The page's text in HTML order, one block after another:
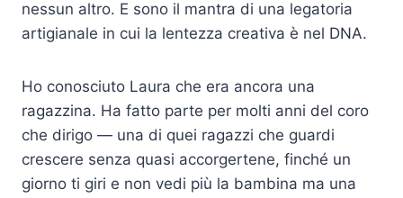
nessun altro. E sono il mantra di una legatoria
artigianale in cui la lentezza creativa è nel DNA.
Ho conosciuto Laura che era ancora una
ragazzina. Ha fatto parte per molti anni del coro
che dirigo — una di quei ragazzi che guardi
crescere senza quasi accorgertene, finché un
giorno ti giri e non vedi più la bambina ma una